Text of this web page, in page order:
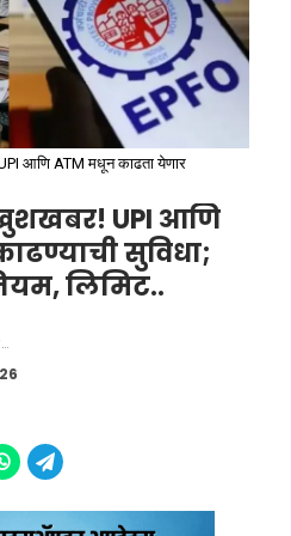
तामिळनाडूच्या क्रीडा
नेण्यात प्रज्ञानंदचे योगदान
यावेळी म्हणाले.
ग्रँडमास्टर
आणि ATM मधून काढता येणार
UPI आणि
सुविधा;
लिमिट..